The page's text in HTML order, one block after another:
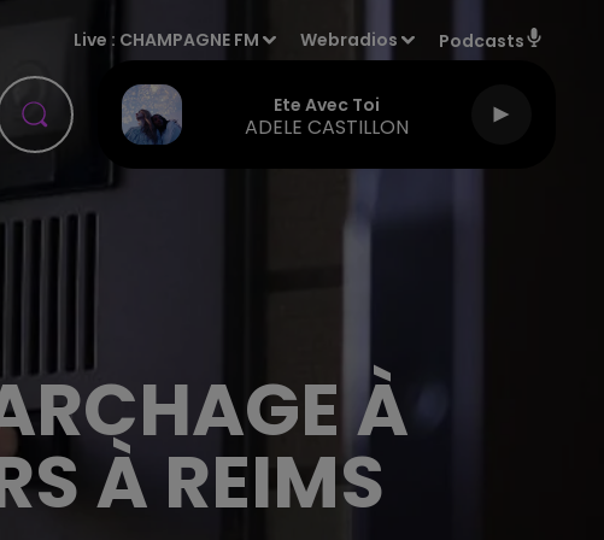
Live : CHAMPAGNE FM Webradios Podcasts
Ete Avec Toi
ADELE CASTILLON
À
À REIMS